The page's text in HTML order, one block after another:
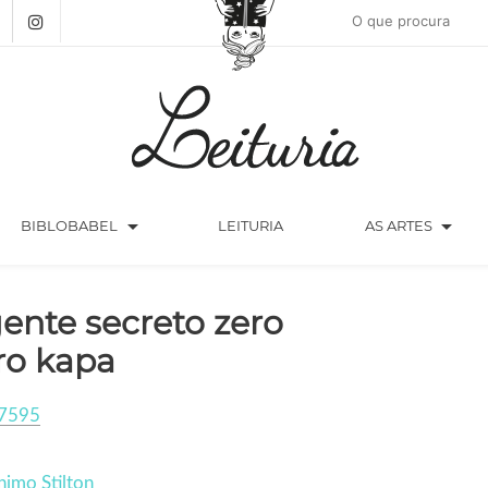
BIBLOBABEL arrow_drop_down LEITURIA AS ARTES arrow_drop_down
secreto zero
kapa
Stilton